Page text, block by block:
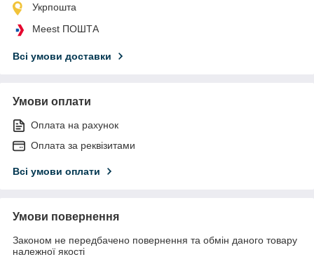
Укрпошта
Meest ПОШТА
Всі умови доставки
Умови оплати
Оплата на рахунок
Оплата за реквізитами
Всі умови оплати
Умови повернення
Законом не передбачено повернення та обмін даного товару
належної якості